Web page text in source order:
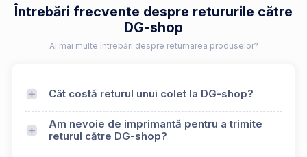
Întrebări frecvente despre retururile către
DG-shop
Ai mai multe întrebări despre returnarea produselor?
Cât costă returul unui colet la DG-shop?
Am nevoie de imprimantă pentru a trimite
returul către DG-shop?